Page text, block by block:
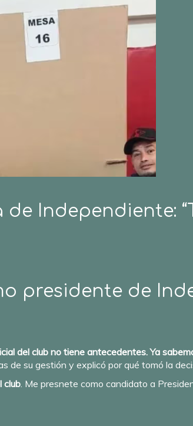
Independiente:
presidente de
del club no tiene antecedentes. Ya
de su gestión y explicó por qué tomó la
club. Me presnete como candidato a